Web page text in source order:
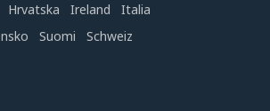
Hrvatska Ireland
Italia
Suomi
Schweiz